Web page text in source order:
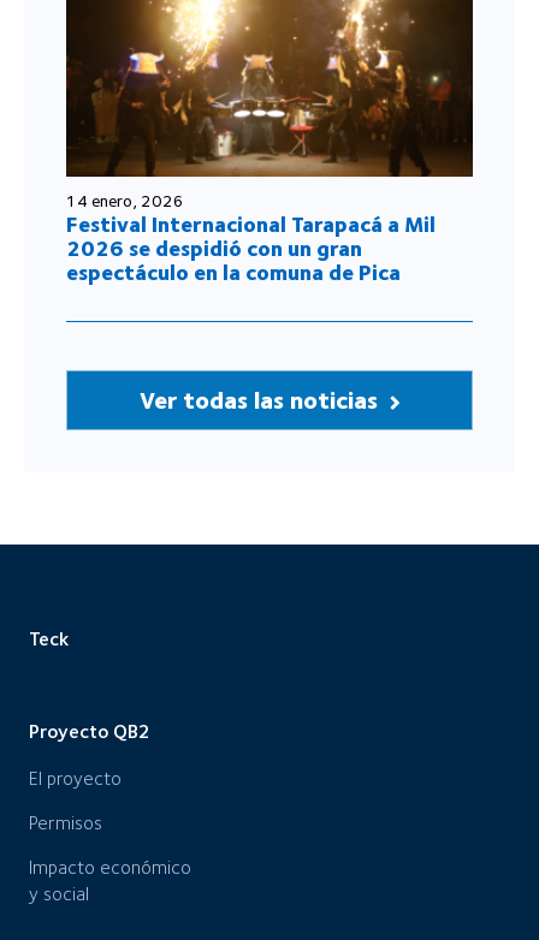
14 enero, 2026
Festival Internacional Tarapacá a Mil
2026 se despidió con un gran
espectáculo en la comuna de Pica
Ver todas las noticias
Teck
Proyecto QB2
El proyecto
Permisos
Impacto económico
y social